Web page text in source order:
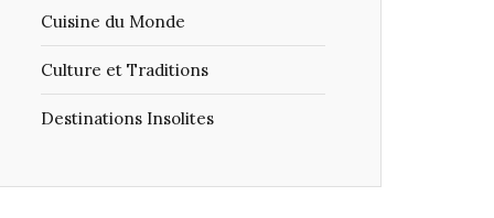
Cuisine du Monde
Culture et Traditions
Destinations Insolites